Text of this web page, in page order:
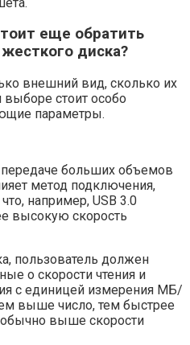
еще обратить
диска?
внешний вид, сколько их
стоит особо
параметры.
больших объемов
метод подключения,
например, USB 3.0
высокую скорость
пользователь должен
о скорости чтения и
с единицей измерения МБ/
выше число, тем быстрее
обычно выше скорости